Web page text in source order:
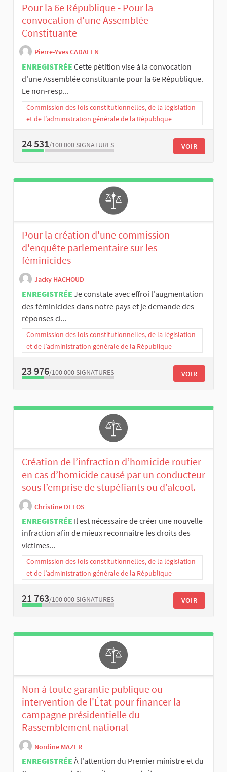
Pour la 6e République - Pour la
convocation d'une Assemblée
Constituante
Pierre-Yves CADALEN
ENREGISTRÉE Cette pétition vise à la convocation
d'une Assemblée constituante pour la 6e République.
Le non-resp...
Commission des lois constitutionnelles, de la législation
et de l’administration générale de la République
24 531/100 000 SIGNATURES VOIR
Pour la création d'une commission
d'enquête parlementaire sur les
féminicides
Jacky HACHOUD
ENREGISTRÉE Je constate avec effroi l'augmentation
des féminicides dans notre pays et je demande des
réponses cl...
Commission des lois constitutionnelles, de la législation
et de l’administration générale de la République
23 976/100 000 SIGNATURES VOIR
Création de l’infraction d’homicide routier
en cas d’homicide causé par un conducteur
sous l’emprise de stupéfiants ou d’alcool.
Christine DELOS
ENREGISTRÉE Il est nécessaire de créer une nouvelle
infraction afin de mieux reconnaître les droits des
victimes...
Commission des lois constitutionnelles, de la législation
et de l’administration générale de la République
21 763/100 000 SIGNATURES VOIR
Non à toute garantie publique ou
intervention de l'État pour financer la
campagne présidentielle du
Rassemblement national
Nordine MAZER
ENREGISTRÉE À l'attention du Premier ministre et du